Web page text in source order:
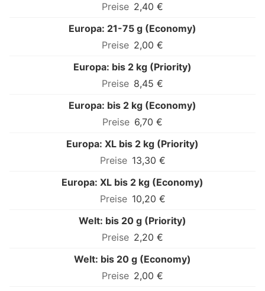
2,40 €
Europa: 21-75 g (Economy)
2,00 €
Europa: bis 2 kg (Priority)
8,45 €
Europa: bis 2 kg (Economy)
6,70 €
Europa: XL bis 2 kg (Priority)
13,30 €
Europa: XL bis 2 kg (Economy)
10,20 €
Welt: bis 20 g (Priority)
2,20 €
Welt: bis 20 g (Economy)
2,00 €